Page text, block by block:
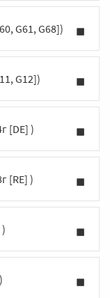
G61, G68])
G12])
[DE] )
[RE] )